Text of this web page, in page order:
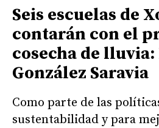
Seis escuelas de
contarán con el
cosecha de
González Saravia
Como parte de las
sustentabilidad y para